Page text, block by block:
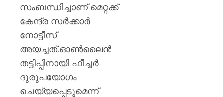
സംബന്ധിച്ചാണ് മെറ്റക്ക്
കേന്ദ്ര സർക്കാർ
നോട്ടീസ്
അയച്ചത്.ഓണ്‍ലൈന്‍
തട്ടിപ്പിനായി ഫീച്ചര്‍
ദുരുപയോഗം
ചെയ്യപ്പെടുമെന്ന്